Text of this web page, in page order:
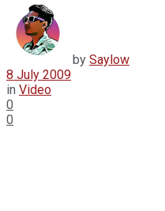
by Saylow
8 July 2009
in Video
0
0